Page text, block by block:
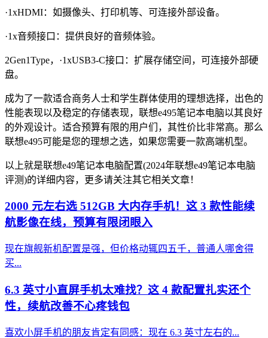
·1xHDMI：如摄像头、打印机等、可连接外部设备。
·1x音频接口：提供良好的音频体验。
2Gen1Type，·1xUSB3-C接口：扩展存储空间，可连接外部硬
盘。
成为了一款适合商务人士和学生群体使用的理想选择，出色的
性能表现以及稳定的存储表现，联想e495笔记本电脑以其良好
的外观设计。适合预算有限的用户们，其性价比非常高。那么
联想e495可能是您的理想之选，如果您需要一款高端机型。
以上就是联想e49笔记本电脑配置(2024年联想e49笔记本电脑
评测)的详细内容，更多请关注其它相关文章！
2000 元左右选 512GB 大内存手机！这 3 款性能续
航影像在线，预算有限闭眼入
现在旗舰新机配置是强，但价格动辄四五千，普通人哪舍得
买...
6.3 英寸小直屏手机太难找？这 4 款配置扎实还个
性，续航改善不心疼钱包
喜欢小屏手机的朋友肯定有同感：现在 6.3 英寸左右的...